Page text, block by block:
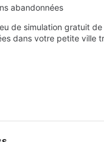
abandonnées
de simulation gratuit
dans votre petite ville